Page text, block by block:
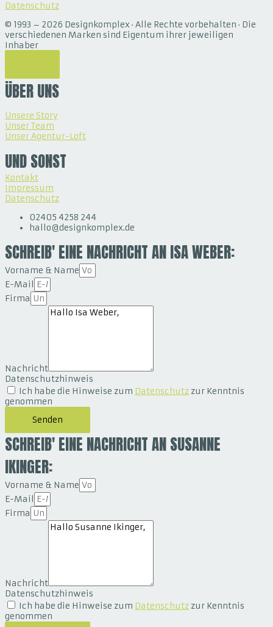
Datenschutz
© 1993 – 2026 Designkomplex · Alle Rechte vorbehalten · Die
verschiedenen Marken sind Eigentum ihrer jeweiligen
Inhaber
ÜBER UNS
Unsere Story
Unser Team
Unser Agentur-Loft
UND SONST
Kontakt
Impressum
Datenschutz
02405 4258 244
hallo@designkomplex.de
SCHREIB' EINE NACHRICHT AN ISA WEBER:
Vorname & Name
E-Mail
Firma
Nachricht
Datenschutzhinweis
Ich habe die Hinweise zum Datenschutz zur Kenntnis
genommen
Senden
SCHREIB' EINE NACHRICHT AN SUSANNE
IKINGER:
Vorname & Name
E-Mail
Firma
Nachricht
Datenschutzhinweis
Ich habe die Hinweise zum Datenschutz zur Kenntnis
genommen